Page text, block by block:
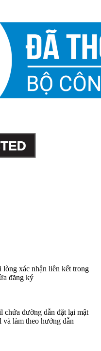
xác nhận liên kết trong
đăng ký
chứa đường dẫn đặt lại mật
làm theo hướng dẫn